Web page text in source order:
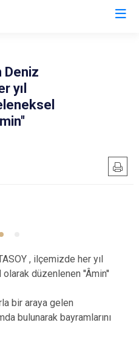
Gölhisar
Karamanlı
Deniz
yıl
, ilçemizde her yıl
düzenlenen ''Âmin''
bir araya gelen
bulunarak bayramlarını